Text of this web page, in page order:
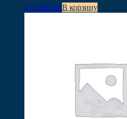
₪ 5,600.00 В корзину